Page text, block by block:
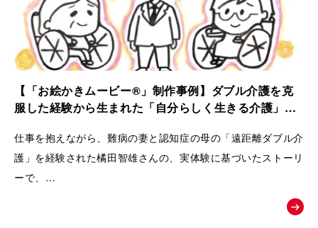
【「お絵かきムービー®」制作事例】ダブル介護を克
服した経験から生まれた「自分らしく生きる介護」ス
仕事を抱えながら、難病の妻と認知症の母の「遠距離ダブル介
護」を経験された橘田智雄さんの、実体験に基づいたストーリ
ーで、
働き盛りでの介護離職防止や、ケアラーのメンタルヘルスとい
う現代の重要な社会課題にスポットを当てた、啓発・相談窓口